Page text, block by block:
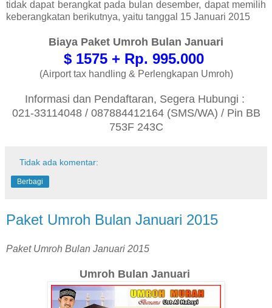
tidak dapat berangkat pada bulan desember, dapat memilih
keberangkatan berikutnya, yaitu tanggal 15 Januari 2015
Biaya Paket Umroh Bulan Januari
$ 1575 + Rp. 995.000
(Airport tax handling & Perlengkapan Umroh)
Informasi dan Pendaftaran, Segera Hubungi :
021-33114048 / 087884412164 (SMS/WA) / Pin BB
753F 243C
Tidak ada komentar:
Berbagi
Paket Umroh Bulan Januari 2015
Paket Umroh Bulan Januari 2015
Umroh Bulan Januari